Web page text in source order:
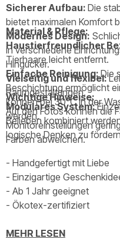
Sicherer Aufbau: Die
bietet maximalen Komfort
Modernes Design:
in verschiedene
Hingucker.
Vielseitig und flexibel:
Raumgestaltungen.
Modulares System:
Belieben kombiniert
logische Denken zu
Material & Pflege:
Haustierfreundlicher
Tierhaare leicht entfernt.
Einfache Reinigung: Die
Beschichtung ermöglicht
können bei 30°C in der
werden.
Wichtige Hinweise:
Auf den Fotos können die
Monitoreinstellungen
Farben abweichen.
- Handgefertigt mit Liebe
- Einzigartige
- Ab 1 Jahr geeignet
- Ökotex-zertifiziert
MEHR LESEN